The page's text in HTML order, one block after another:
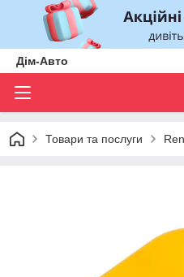
Дім-Авто
Товари та послуги